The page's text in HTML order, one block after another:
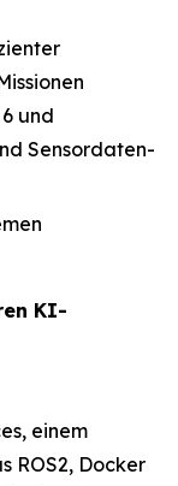
und
Sensordaten-
KI-
einem
ROS2, Docker